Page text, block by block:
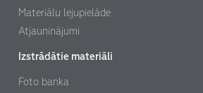
Materiālu lejupielāde
Atjauninājumi
Izstrādātie materiāli
Foto banka